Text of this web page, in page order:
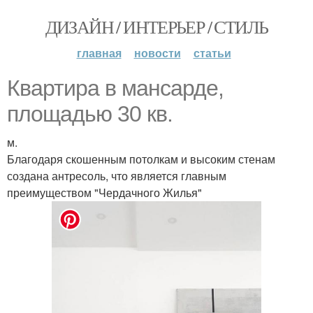
ДИЗАЙН / ИНТЕРЬЕР / СТИЛЬ
главная новости статьи
Квартира в мансарде,
площадью 30 кв.
м.
Благодаря скошенным потолкам и высоким стенам
создана антресоль, что является главным
преимуществом "Чердачного Жилья"